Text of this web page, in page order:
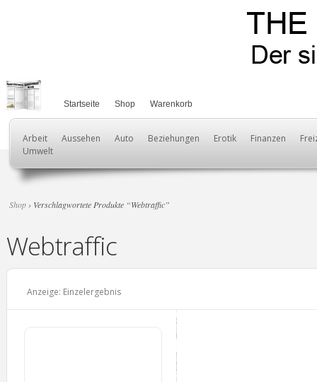
Startseite Shop Warenkorb
Arbeit Aussehen Auto Beziehungen Erotik Finanzen
Umwelt
Shop › Verschlagwortete Produkte “Webtraffic”
Webtraffic
Anzeige: Einzelergebnis